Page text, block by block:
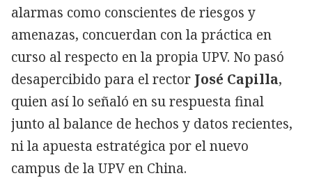
alarmas como conscientes de riesgos y
amenazas, concuerdan con la práctica en
curso al respecto en la propia UPV. No pasó
desapercibido para el rector José Capilla,
quien así lo señaló en su respuesta final
junto al balance de hechos y datos recientes,
ni la apuesta estratégica por el nuevo
campus de la UPV en China.